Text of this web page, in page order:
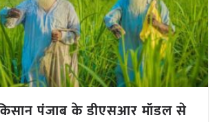
पंजाब के डीएसआर मॉडल से